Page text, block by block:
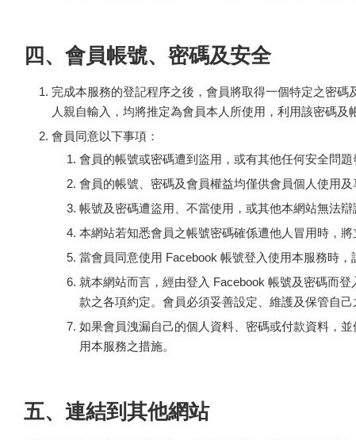
四、會員帳號、密碼及安全
完成本服務的登記程序之後，會員將取得一個特定之密
人親自輸入，均將推定為會員本人所使用，利用該密碼及
會員同意以下事項：
會員的帳號或密碼遭到盜用，或有其他任何安全問題
會員的帳號、密碼及會員權益均僅供會員個人使用
帳號及密碼遭盜用、不當使用，或其他本網站無法
本網站若知悉會員之帳號密碼確係遭他人冒用時，
當會員同意使用 Facebook 帳號登入使用本服務時
就本網站而言，經由登入 Facebook 帳號及密碼而
款之各項約定。會員必須妥善設定、維護及保管自
如果會員洩漏自己的個人資料、密碼或付款資料，
用本服務之措施。
五、連結到其他網站